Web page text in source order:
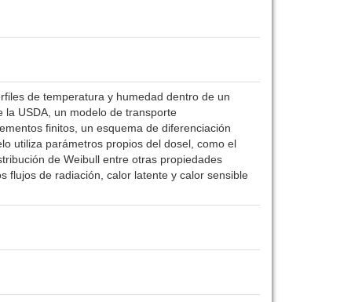
de temperatura y humedad dentro de un
la USDA, un modelo de transporte
finitos, un esquema de diferenciación
utiliza parámetros propios del dosel, como el
de Weibull entre otras propiedades
flujos de radiación, calor latente y calor sensible